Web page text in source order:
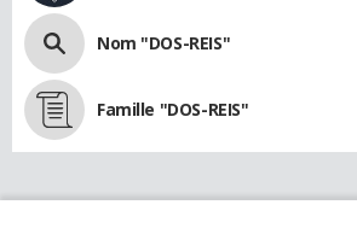
Nom "DOS-REIS"
Famille "DOS-REIS"